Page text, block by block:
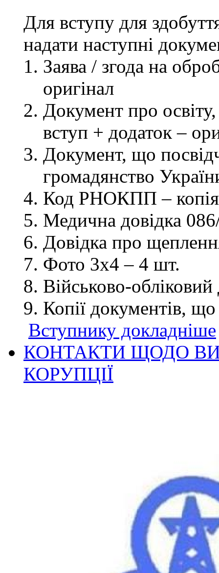
Для вступу для
надати наступні
Заява / згода на
оригінал
Документ про освіту,
вступ + додаток –
Документ, що
громадянство
Код РНОКПП – копія
Медична довідка
Довідка про
Фото 3х4 – 4 шт.
Військово-
Копії документів,
Вступнику докладніше
КОНТАКТИ ЩОДО
КОРУПЦІЇ